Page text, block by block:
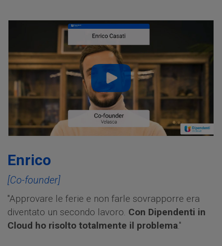
Enrico
[Co-founder]
"Approvare le ferie e non farle sovrapporre era
diventato un secondo lavoro. Con Dipendenti in
Cloud ho risolto totalmente il problema."